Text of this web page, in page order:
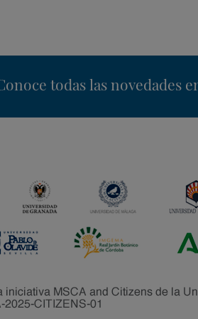
todas las novedades